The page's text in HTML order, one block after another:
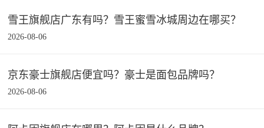
雪王旗舰店广东有吗？雪王蜜雪冰城周边在哪买？
2026-08-06
京东豪士旗舰店便宜吗？豪士是面包品牌吗？
2026-08-06